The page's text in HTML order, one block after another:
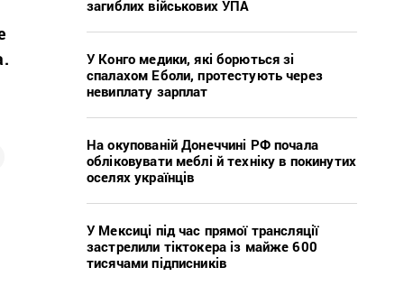
загиблих військових УПА
У Конго медики, які борються зі
спалахом Еболи, протестують через
невиплату зарплат
На окупованій Донеччині РФ почала
обліковувати меблі й техніку в покинутих
оселях українців
У Мексиці під час прямої трансляції
застрелили тіктокера із майже 600
тисячами підписників